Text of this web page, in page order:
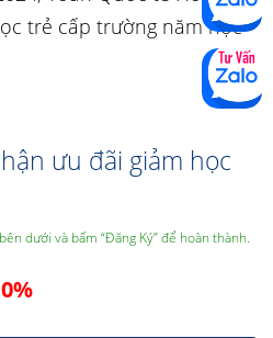
trẻ cấp trường năm học
ưu đãi giảm học
dưới và bấm “Đăng Ký” để hoàn thành.